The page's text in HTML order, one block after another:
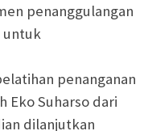
penanggulangan
untuk
penanganan
Eko Suharso dari
dilanjutkan